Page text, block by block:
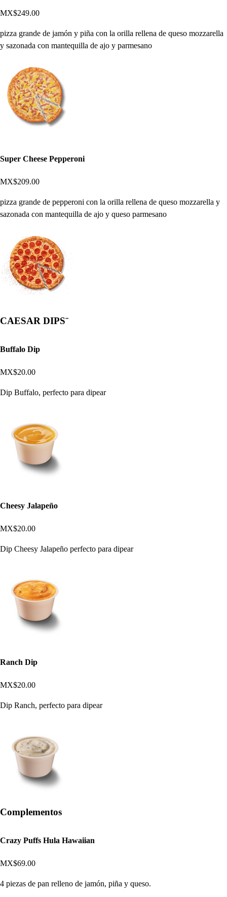
MX$249.00
pizza grande de jamón y piña con la orilla rellena de queso mozzarella
y sazonada con mantequilla de ajo y parmesano
Super Cheese Pepperoni
MX$209.00
pizza grande de pepperoni con la orilla rellena de queso mozzarella y
sazonada con mantequilla de ajo y queso parmesano
CAESAR DIPS¨
Buffalo Dip
MX$20.00
Dip Buffalo, perfecto para dipear
Cheesy Jalapeño
MX$20.00
Dip Cheesy Jalapeño perfecto para dipear
Ranch Dip
MX$20.00
Dip Ranch, perfecto para dipear
Complementos
Crazy Puffs Hula Hawaiian
MX$69.00
4 piezas de pan relleno de jamón, piña y queso.